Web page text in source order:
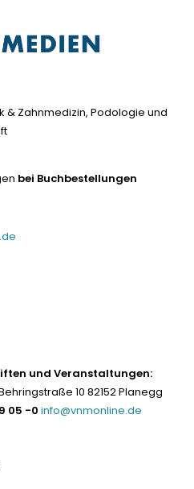
& Zahnmedizin, Podologie und
bei Buchbestellungen
und Veranstaltungen:
10 82152 Planegg
05 -0 info@vnmonline.de